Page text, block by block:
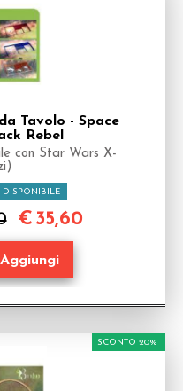
Tavolo - Space
Rebel
con Star Wars X-
DISPONIBILE
€ 35,60
SCONTO 20%